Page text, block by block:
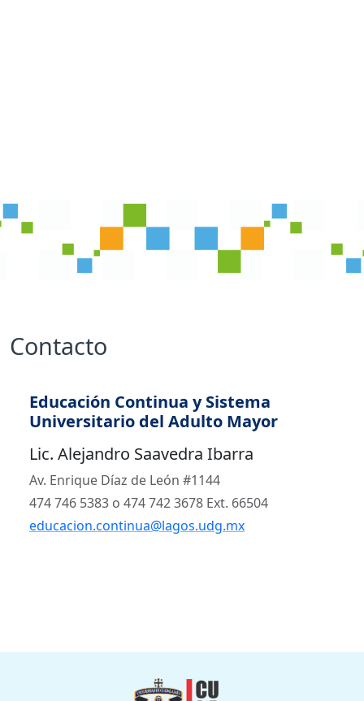
Contacto
Educación Continua y Sistema
Universitario del Adulto Mayor
Lic. Alejandro Saavedra Ibarra
Av. Enrique Díaz de León #1144
474 746 5383 o 474 742 3678 Ext. 66504
educacion.continua@lagos.udg.mx